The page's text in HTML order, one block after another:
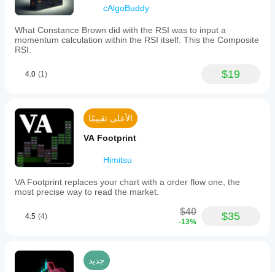
cAlgoBuddy
What Constance Brown did with the RSI was to input a
momentum calculation within the RSI itself. This the Composite
RSI.
4.0 (1) $19
الأعلى تقييمًا
VA Footprint
Himitsu
VA Footprint replaces your chart with a order flow one, the
most precise way to read the market.
4.5 (4) $40
-13% $35
جديد